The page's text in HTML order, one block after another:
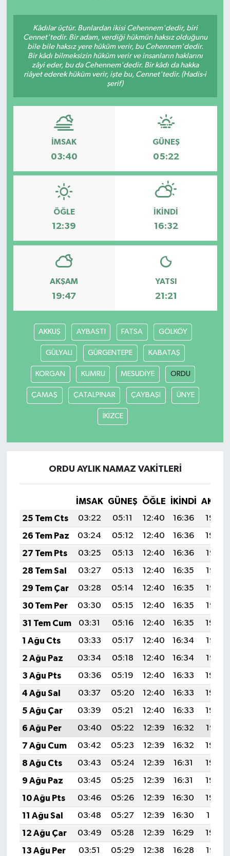
Kâdılar üçtür. Bunlardan ikisi Cehennem'dedir, biri
Cennet'tedir. Bir adam, verdiği hükmün haksız olduğunu
bile bile haksız yere hüküm verir, bu Cehennem'dedir.
Bir kâdı bilmeksizin hüküm verir ve insanların haklarını
zâyi eder, bu da Cehennem'dedir. Bir kâdı da hakka
riâyet ederek hüküm verir, işte bu, Cennet'tedir. (Hadis-i
şerif)
İMSAK
03:40
GÜNEŞ
05:22
ÖĞLE
12:39
İKINDI
16:32
AKŞAM
19:47
YATSI
21:21
AKKUŞ AYBASTI FATSA GÖLKÖY
GÜLYALI GÜRGENTEPE KABATAŞ
KORGAN KUMRU MESUDİYE ORDU
ÇAMAŞ ÇATALPINAR ÇAYBAŞI ÜNYE
İKİZCE
ORDU AYLIK NAMAZ VAKITLERI
İMSAK GÜNEŞ ÖĞLE İKINDI
25 Tem Cts
03:22 05:11 12:40 16:36
19:59
26 Tem Paz
03:24 05:12 12:40 16:36
19:59
27 Tem Pts
03:25 05:13 12:40 16:36
19:58
28 Tem Sal
03:27 05:13 12:40 16:35
19:57
29 Tem Çar
03:28 05:14 12:40 16:35
19:56
30 Tem Per
03:30 05:15 12:40 16:35
19:55
31 Tem Cum
03:31 05:16 12:40 16:35
19:54
1 Ağu Cts
03:33 05:17 12:40 16:34
19:53
2 Ağu Paz
03:34 05:18 12:40 16:34
19:52
3 Ağu Pts
03:36 05:19 12:40 16:33
19:50
4 Ağu Sal
03:37 05:20 12:40 16:33
19:49
5 Ağu Çar
03:39 05:21 12:40 16:33
19:48
6 Ağu Per
03:40 05:22 12:39 16:32
19:47
7 Ağu Cum
03:42 05:23 12:39 16:32
19:46
8 Ağu Cts
03:43 05:24 12:39 16:31
19:44
9 Ağu Paz
03:45 05:25 12:39 16:31
19:43
10 Ağu Pts
03:46 05:26 12:39 16:30
19:42
11 Ağu Sal
03:48 05:27 12:39 16:30
19:41
12 Ağu Çar
03:49 05:28 12:39 16:29
19:39
13 Ağu Per
03:51 05:29 12:38 16:28
19:38